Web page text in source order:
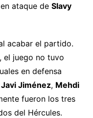
ataque de Slavy
acabar el partido.
el juego no tuvo
en defensa
Javi Jiménez, Mehdi
fueron los tres
del Hércules.